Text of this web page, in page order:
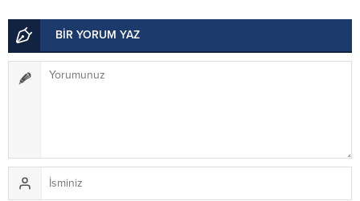
BİR YORUM YAZ